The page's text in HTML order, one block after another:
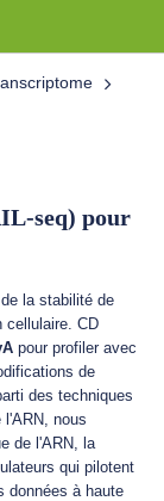
seq) pour
la stabilité de
cellulaire. CD
pour profiler avec
de
des techniques
l'ARN, nous
de l'ARN, la
qui pilotent
données à haute